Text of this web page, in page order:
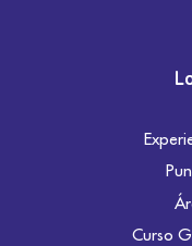
Curso